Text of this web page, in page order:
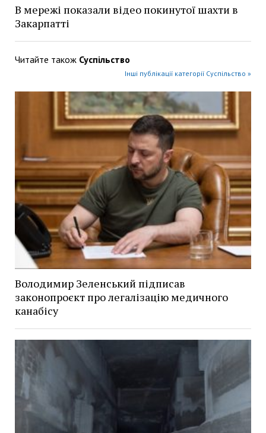
В мережі показали відео покинутої шахти в
Закарпатті
Читайте також Суспільство
Інші публікації категорії Суспільство »
Володимир Зеленський підписав
законопроєкт про легалізацію медичного
канабісу